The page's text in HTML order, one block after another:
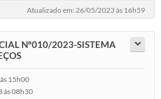
Atualizado em: 26/05/2023 às 16h59
Nº010/2023-SISTEMA
15h00
às 08h30